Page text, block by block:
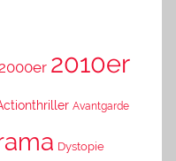
2000er 2010er
Avantgarde
Dystopie